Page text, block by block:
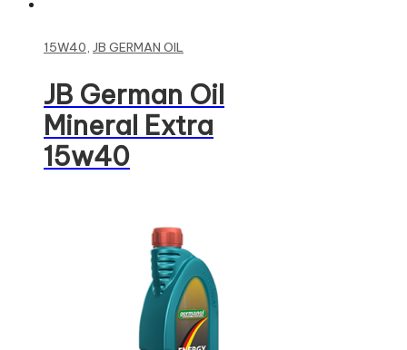
15W40, JB GERMAN OIL
JB German Oil
Mineral Extra
15w40